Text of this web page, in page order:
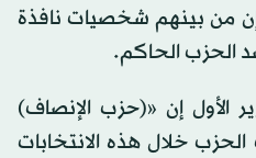
من بينهم شخصيات نافذة
الحزب الحاكم.
الأول إن «(حزب الإنصاف)
خلال هذه الانتخابات